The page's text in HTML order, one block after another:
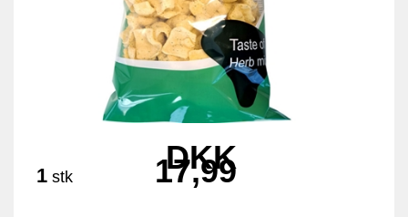
1 stk
DKK
17,99